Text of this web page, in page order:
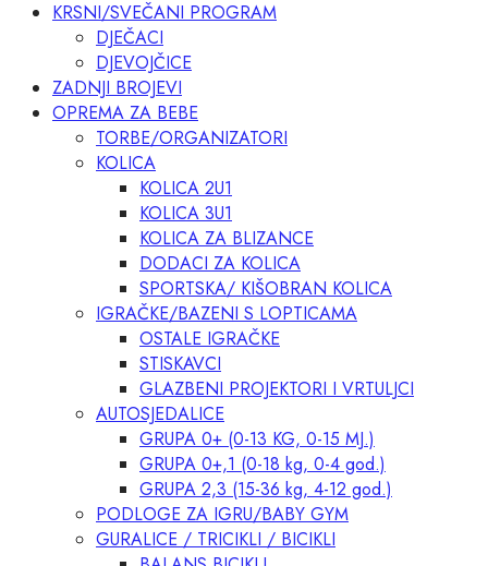
KRSNI/SVEČANI PROGRAM
DJEČACI
DJEVOJČICE
ZADNJI BROJEVI
OPREMA ZA BEBE
TORBE/ORGANIZATORI
KOLICA
KOLICA 2U1
KOLICA 3U1
KOLICA ZA BLIZANCE
DODACI ZA KOLICA
SPORTSKA/ KIŠOBRAN KOLICA
IGRAČKE/BAZENI S LOPTICAMA
OSTALE IGRAČKE
STISKAVCI
GLAZBENI PROJEKTORI I VRTULJCI
AUTOSJEDALICE
GRUPA 0+ (0-13 KG, 0-15 MJ.)
GRUPA 0+,1 (0-18 kg, 0-4 god.)
GRUPA 2,3 (15-36 kg, 4-12 god.)
PODLOGE ZA IGRU/BABY GYM
GURALICE / TRICIKLI / BICIKLI